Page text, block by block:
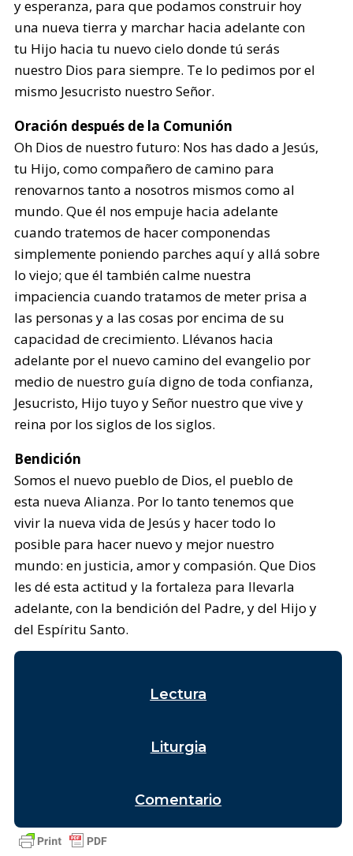
y esperanza, para que podamos construir hoy
una nueva tierra y marchar hacia adelante con
tu Hijo hacia tu nuevo cielo donde tú serás
nuestro Dios para siempre. Te lo pedimos por el
mismo Jesucristo nuestro Señor.
Oración después de la Comunión
Oh Dios de nuestro futuro: Nos has dado a Jesús,
tu Hijo, como compañero de camino para
renovarnos tanto a nosotros mismos como al
mundo. Que él nos empuje hacia adelante
cuando tratemos de hacer componendas
simplemente poniendo parches aquí y allá sobre
lo viejo; que él también calme nuestra
impaciencia cuando tratamos de meter prisa a
las personas y a las cosas por encima de su
capacidad de crecimiento. Llévanos hacia
adelante por el nuevo camino del evangelio por
medio de nuestro guía digno de toda confianza,
Jesucristo, Hijo tuyo y Señor nuestro que vive y
reina por los siglos de los siglos.
Bendición
Somos el nuevo pueblo de Dios, el pueblo de
esta nueva Alianza. Por lo tanto tenemos que
vivir la nueva vida de Jesús y hacer todo lo
posible para hacer nuevo y mejor nuestro
mundo: en justicia, amor y compasión. Que Dios
les dé esta actitud y la fortaleza para llevarla
adelante, con la bendición del Padre, y del Hijo y
del Espíritu Santo.
Lectura
Liturgia
Comentario